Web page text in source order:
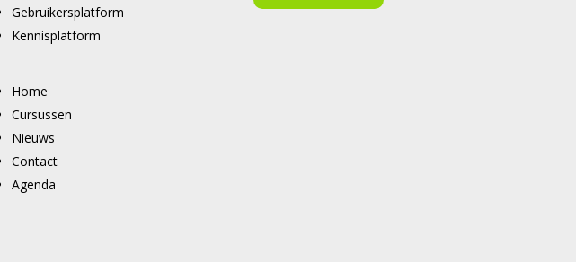
Gebruikersplatform
Kennisplatform
Home
Cursussen
Nieuws
Contact
Agenda